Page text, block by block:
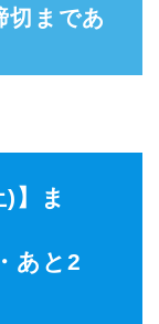
切まであ
】ま
あと2